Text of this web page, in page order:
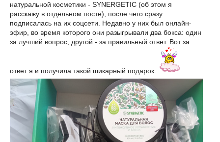
натуральной косметики - SYNERGETIC (об этом я
расскажу в отдельном посте), после чего сразу
подписалась на их соцсети. Недавно у них был онлайн-
эфир, во время которого они разыгрывали два бокса: один
за лучший вопрос, другой - за правильный ответ. Вот за
ответ я и получила такой шикарный подарок.